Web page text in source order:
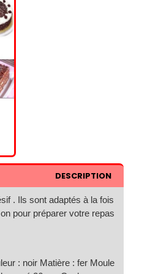
DESCRIPTION
. Ils sont adaptés à la fois
pour préparer votre repas
: noir Matière : fer Moule